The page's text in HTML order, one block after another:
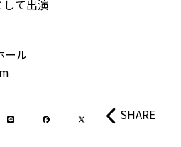
て出演
ール
SHARE